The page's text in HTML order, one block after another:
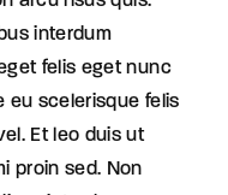
interdum
felis eget nunc
eu scelerisque felis
Et leo duis ut
proin sed. Non